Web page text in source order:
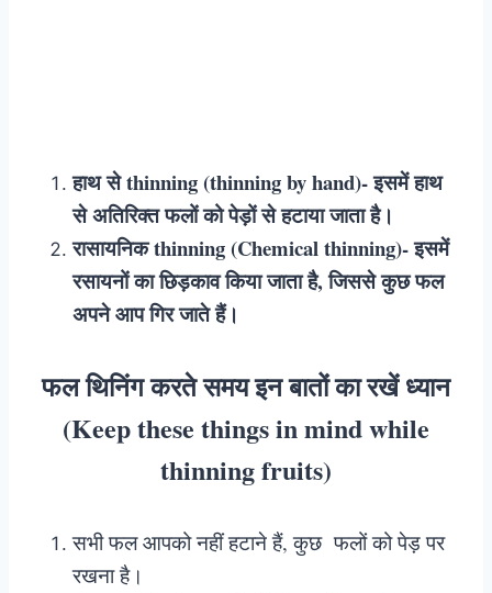
हाथ से thinning (thinning by hand)- इसमें हाथ
से अतिरिक्त फलों को पेड़ों से हटाया जाता है।
रासायनिक thinning (Chemical thinning)- इसमें
रसायनों का छिड़काव किया जाता है, जिससे कुछ फल
अपने आप गिर जाते हैं।
फल थिनिंग करते समय इन बातों का रखें ध्यान
(Keep these things in mind while
thinning fruits)
सभी फल आपको नहीं हटाने हैं, कुछ फलों को पेड़ पर
रखना है।